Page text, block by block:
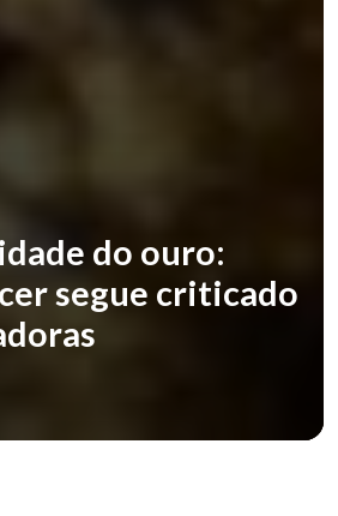
do ouro:
segue criticado